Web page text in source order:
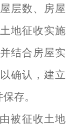
层数、 房屋
土地征收实施
结合房屋实
确认，建立
存。
被征收土地